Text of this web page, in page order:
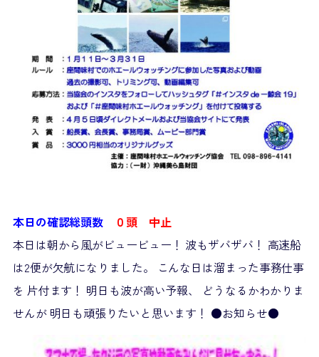
本日の確認総頭数
０頭 中止
本日は朝から風がビュービュー！ 波もザバザバ！ 高速船
は2便が欠航になりました。 こんな日は溜まった事務仕事
を 片付ます！ 明日も波が高い予報、 どうなるかわかりま
せんが 明日も頑張りたいと思います！ ●お知らせ●